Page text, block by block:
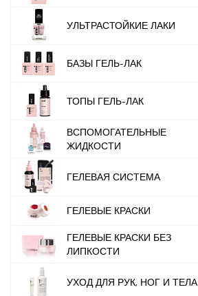
УЛЬТРАСТОЙКИЕ ЛАКИ
БАЗЫ ГЕЛЬ-ЛАК
ТОПЫ ГЕЛЬ-ЛАК
ВСПОМОГАТЕЛЬНЫЕ
ЖИДКОСТИ
ГЕЛЕВАЯ СИСТЕМА
ГЕЛЕВЫЕ КРАСКИ
ГЕЛЕВЫЕ КРАСКИ БЕЗ
ЛИПКОСТИ
УХОД ДЛЯ РУК, НОГ И ТЕЛА